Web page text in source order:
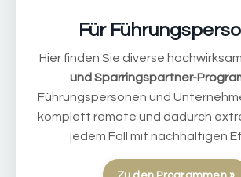
Für
Hier finden Sie diverse
und Sparringspartner-
Führungspersonen und
komplett remote und dadurch
jedem Fall mit nachhaltigen